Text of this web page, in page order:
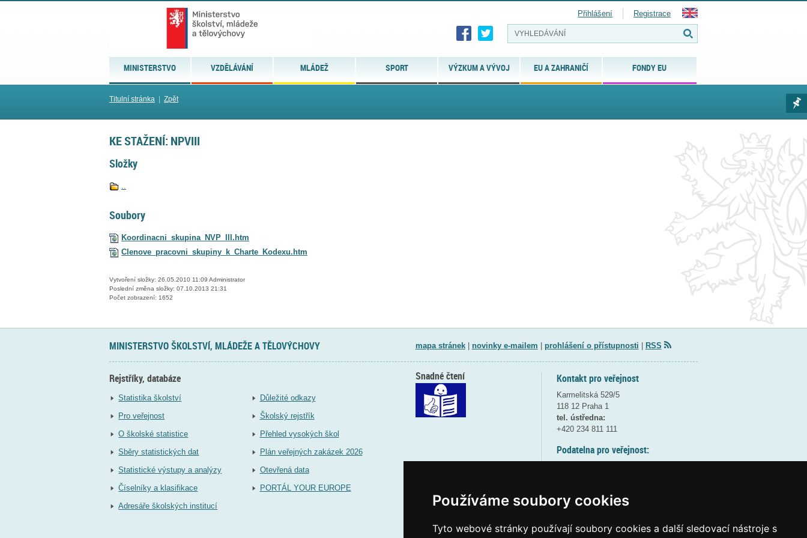
Používáme soubory cookies
Tyto webové stránky používají soubory cookies a další sledovací nástroje s
MINISTERSTVO VZDĚLÁVÁNÍ MLÁDEŽ SPORT VÝZKUM A VÝVOJ EU A ZAHRANIČÍ FONDY EU
Přihlášení Registrace
Titulní stránka Zpět
KE STAŽENÍ: NPVIII
Složky
..
Soubory
Koordinacni_skupina_NVP_III.htm
Clenove_pracovni_skupiny_k_Charte_Kodexu.htm
Vytvoření složky: 26.05.2010 11:09 Administrator
Poslední změna složky: 07.10.2013 21:31
Počet zobrazení: 1652
MINISTERSTVO ŠKOLSTVÍ, MLÁDEŽE A TĚLOVÝCHOVY mapa stránek| novinky e-mailem prohlášení o přístupnosti RSS
Rejstříky, databáze
Statistika školství
Pro veřejnost
O školské statistice
Sběry statistických dat
Statistické výstupy a analýzy
Číselníky a klasifikace
Adresáře školských institucí
Důležité odkazy
Školský rejstřík
Přehled vysokých škol
Plán veřejných zakázek 2026
Otevřená data
PORTÁL YOUR EUROPE
Kontakt pro veřejnost
Karmelitská 529/5
118 12 Praha 1
tel. ústředna:
+420 234 811 111
Podatelna pro veřejnost:
(více informací
Snadné čtení